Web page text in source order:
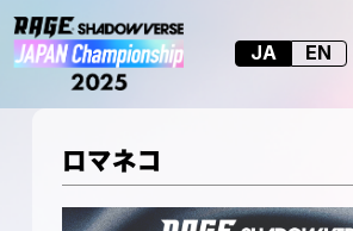
JA EN
ロマネコ